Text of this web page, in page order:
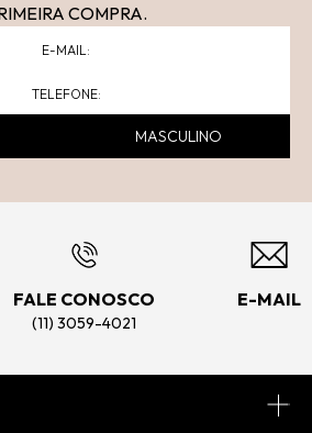
COMPRA.
MASCULINO
FALE CONOSCO
(11) 3059-4021
E-MAIL